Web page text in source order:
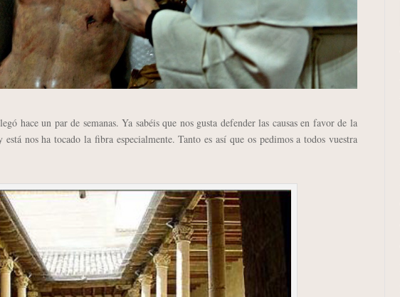
hace un par de semanas. Ya sabéis que nos gusta defender las causas en favor de la
nos ha tocado la fibra especialmente. Tanto es así que os pedimos a todos vuestra